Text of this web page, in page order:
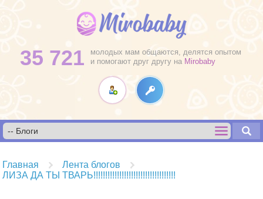
35 721
молодых мам общаются, делятся опытом
и помогают друг другу на Mirobaby
Главная
Лента блогов
ЛИЗА ДА ТЫ ТВАРЬ!!!!!!!!!!!!!!!!!!!!!!!!!!!!!!!!!!!